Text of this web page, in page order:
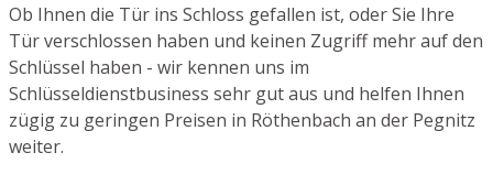
Ob Ihnen die Tür ins Schloss gefallen ist, oder Sie Ihre
Tür verschlossen haben und keinen Zugriff mehr auf den
Schlüssel haben - wir kennen uns im
Schlüsseldienstbusiness sehr gut aus und helfen Ihnen
zügig zu geringen Preisen in Röthenbach an der Pegnitz
weiter.